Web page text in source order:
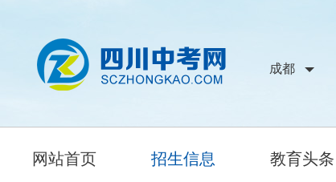
成都
网站首页 招生信息 教育头条